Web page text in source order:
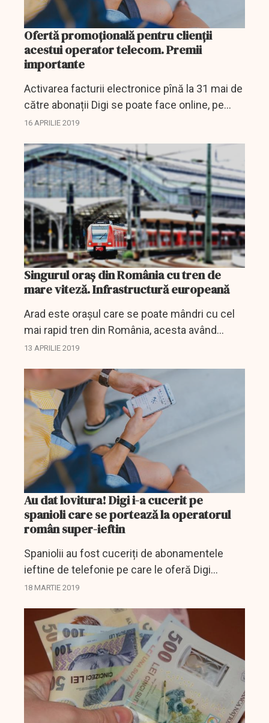
Ofertă promoțională pentru clienții
acestui operator telecom. Premii
importante
Activarea facturii electronice pînă la 31 mai de
către abonații Digi se poate face online, pe
www.digiromania.ro, în secțiunea „Contul
Center....
16 APRILIE 2019
Singurul oraș din România cu tren de
mare viteză. Infrastructură europeană
Arad este orașul care se poate mândri cu cel
mai rapid tren din România, acesta având
posibilitatea să ajungă și la viteze de 160 de
13 APRILIE 2019
Au dat lovitura! Digi i-a cucerit pe
spanioli care se portează la operatorul
român super-ieftin
Spaniolii au fost cuceriți de abonamentele
ieftine de telefonie pe care le oferă Digi
Spania, aceștia auzind de aceste oferte de la
18 MARTIE 2019